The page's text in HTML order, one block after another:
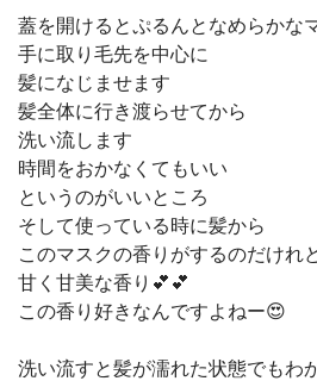
蓋を開けるとぷるんとなめらかな
手に取り毛先を中心に
髪になじませます
髪全体に行き渡らせてから
洗い流します
時間をおかなくてもいい
というのがいいところ
そして使っている時に髪から
このマスクの香りがするのだけれ
甘く甘美な香り💕💕
この香り好きなんですよねー😍
洗い流すと髪が濡れた状態でもわ